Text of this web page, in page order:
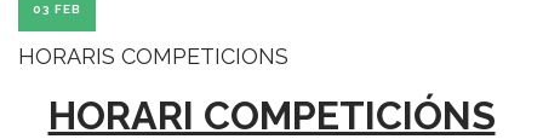
03 FEB
HORARIS COMPETICIONS
HORARI COMPETICIÓNS